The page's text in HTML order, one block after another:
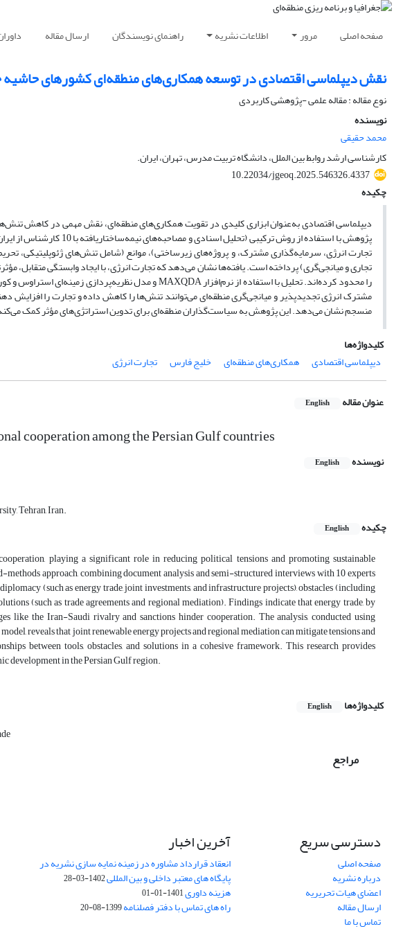
صفحه اصلی مرور اطلاعات نشریه راهنمای نویسندگان ارسال مقاله
نقش دیپلماسی اقتصادی در توسعه همکاری‌های منطقه‌ای کشورهای
نوع مقاله : مقاله علمی -پژوهشی کاربردی
نویسنده
محمد حقیقی
کارشناسی ارشد روابط بین الملل، دانشگاه تربیت مدرس، تهران، ایران.
10.22034/jgeoq.2025.546326.4337
چکیده
دیپلماسی اقتصادی به‌عنوان ابزاری کلیدی در تقویت همکاری‌های منطقه‌ای، نقش مهمی در کاهش
پژوهش با استفاده از روش
تجارت انرژی، سرمایه‌گذاری مشترک، و پروژه‌های زیرساختی)، موانع (شامل تنش‌های ژئوپلیتیکی،
تجاری و میانجی‌گری) پرداخته است. یافته‌ها نشان می‌دهد که تجارت انرژی، با ایجاد وابستگی متقابل،
مشترک انرژی تجدیدپذیر و میانجی‌گری منطقه‌ای می‌توانند تنش‌ها را کاهش داده و تجارت را افزایش
منسجم نشان می‌دهد. این پژوهش به سیاست‌گذاران منطقه‌ای برای تدوین استراتژی‌های مؤثر کمک
کلیدواژه‌ها
دیپلماسی اقتصادی
همکاری‌های منطقه‌ای خلیج فارس تجارت انرژی
عنوان مقاله English
cooperation among the Persian Gulf countries
نویسنده English
Tehran, Iran.
چکیده
English
playing a significant role in reducing political tensions and promoting sustainable
approach, combining document analysis and semi-structured interviews with 10 experts
(such as energy trade, joint investments, and infrastructure projects), obstacles (including
(such as trade agreements and regional mediation). Findings indicate that energy trade, by
like the Iran-Saudi rivalry and sanctions hinder cooperation. The analysis, conducted using
reveals that joint renewable energy projects and regional mediation can mitigate tensions and
between tools, obstacles, and solutions in a cohesive framework. This research provides
development in the Persian Gulf region.
کلیدواژه‌ها English
مراجع
دسترسی سریع
صفحه اصلی
درباره نشریه
اعضای هیات تحریریه
ارسال مقاله
تماس با ما
آخرین اخبار
انعقاد قرارداد مشاوره در زمینه نمایه سازی نشریه در
پایگاه های معتبر داخلی و بین المللی1402-03-28
هزینه داوری1401-01-01
راه های تماس با دفتر فصلنامه1399-08-20